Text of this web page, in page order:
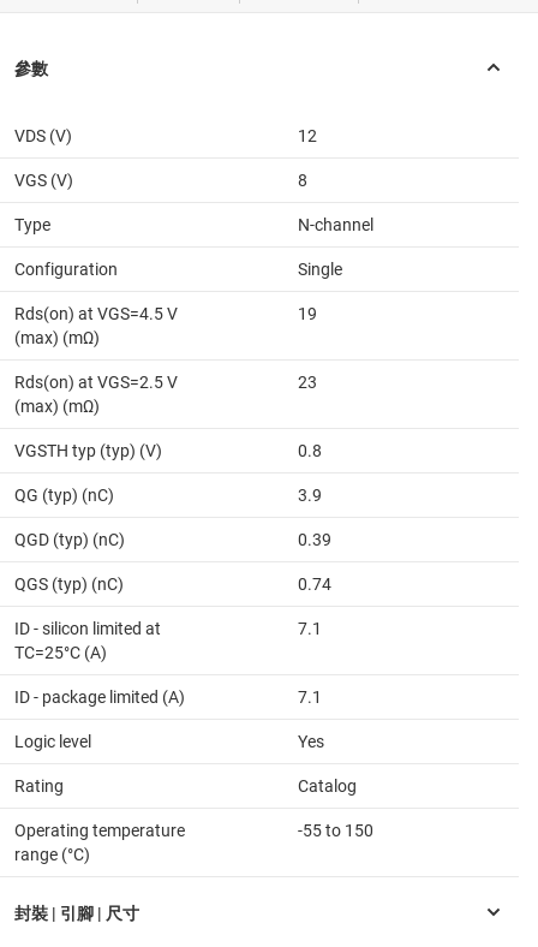
VDS (V) 12
VGS (V) 8
Type N-channel
Configuration Single
Rds(on) at VGS=4.5 V
(max) (mΩ)
19
Rds(on) at VGS=2.5 V
(max) (mΩ)
23
VGSTH typ (typ) (V) 0.8
QG (typ) (nC) 3.9
QGD (typ) (nC) 0.39
QGS (typ) (nC) 0.74
ID - silicon limited at
TC=25°C (A)
7.1
ID - package limited (A) 7.1
Logic level Yes
Rating Catalog
Operating temperature
range (°C)
-55 to 150